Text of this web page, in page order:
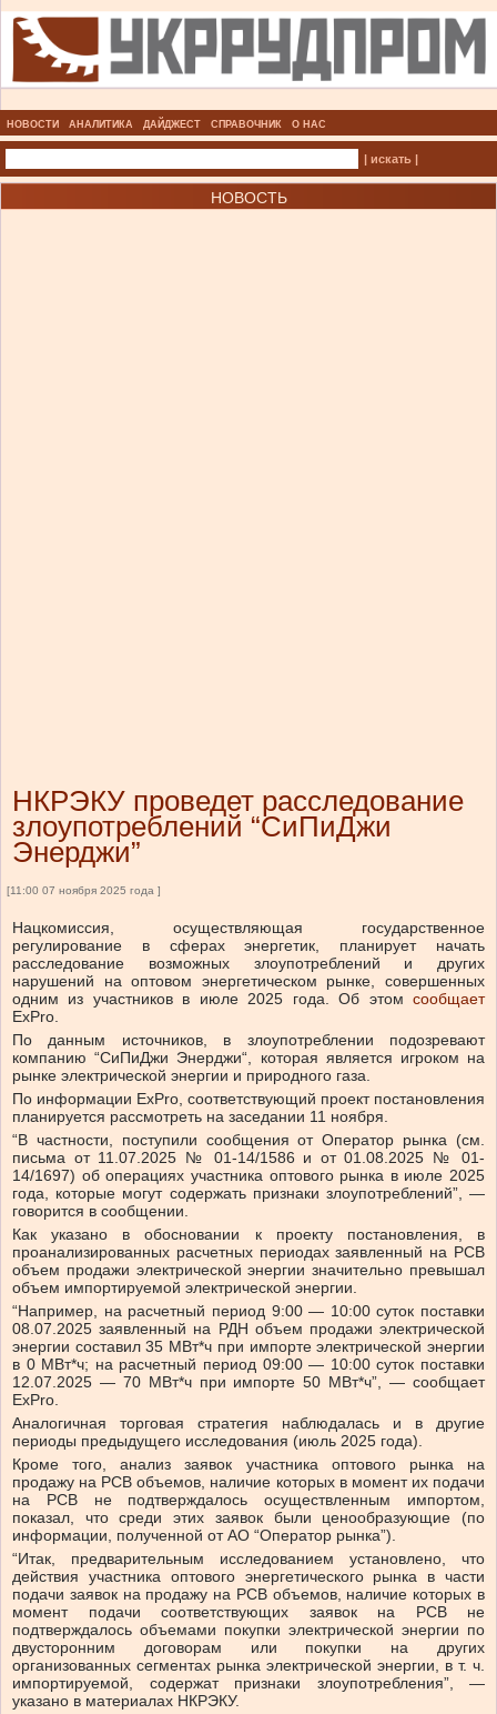
НОВОСТИ АНАЛИТИКА ДАЙДЖЕСТ СПРАВОЧНИК О НАС
| искать |
НОВОСТЬ
НКРЭКУ проведет расследование
злоупотреблений “СиПиДжи
Энерджи”
[11:00 07 ноября 2025 года ]
Нацкомиссия, осуществляющая государственное
регулирование в сферах энергетик, планирует начать
расследование возможных злоупотреблений и других
нарушений на оптовом энергетическом рынке, совершенных
одним из участников в июле 2025 года. Об этом сообщает
ExPro.
По данным источников, в злоупотреблении подозревают
компанию “СиПиДжи Энерджи“, которая является игроком на
рынке электрической энергии и природного газа.
По информации ExPro, соответствующий проект постановления
планируется рассмотреть на заседании 11 ноября.
“В частности, поступили сообщения от Оператор рынка (см.
письма от 11.07.2025 № 01-14/1586 и от 01.08.2025 № 01-
14/1697) об операциях участника оптового рынка в июле 2025
года, которые могут содержать признаки злоупотреблений”, —
говорится в сообщении.
Как указано в обосновании к проекту постановления, в
проанализированных расчетных периодах заявленный на РСВ
объем продажи электрической энергии значительно превышал
объем импортируемой электрической энергии.
“Например, на расчетный период 9:00 — 10:00 суток поставки
08.07.2025 заявленный на РДН объем продажи электрической
энергии составил 35 МВт*ч при импорте электрической энергии
в 0 МВт*ч; на расчетный период 09:00 — 10:00 суток поставки
12.07.2025 — 70 МВт*ч при импорте 50 МВт*ч”, — сообщает
ExPro.
Аналогичная торговая стратегия наблюдалась и в другие
периоды предыдущего исследования (июль 2025 года).
Кроме того, анализ заявок участника оптового рынка на
продажу на РСВ объемов, наличие которых в момент их подачи
на РСВ не подтверждалось осуществленным импортом,
показал, что среди этих заявок были ценообразующие (по
информации, полученной от АО “Оператор рынка”).
“Итак, предварительным исследованием установлено, что
действия участника оптового энергетического рынка в части
подачи заявок на продажу на РСВ объемов, наличие которых в
момент подачи соответствующих заявок на РСВ не
подтверждалось объемами покупки электрической энергии по
двусторонним договорам или покупки на других
организованных сегментах рынка электрической энергии, в т. ч.
импортируемой, содержат признаки злоупотребления”, —
указано в материалах НКРЭКУ.